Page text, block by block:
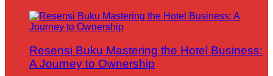
Resensi Buku Mastering the Hotel Business:
A Journey to Ownership